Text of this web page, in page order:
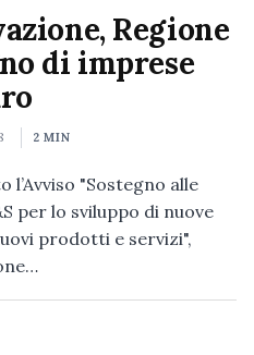
Regione
di imprese
2 MIN
l’Avviso "Sostegno alle
per lo sviluppo di nuove
prodotti e servizi",